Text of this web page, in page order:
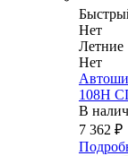
Нет
Летние
Нет
108H
В
7 362 ₽